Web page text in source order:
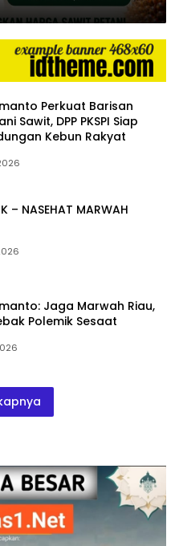
Perkuat Barisan
Sawit, DPP PKSPI Siap
Kebun Rakyat
– NASEHAT MARWAH
Jaga Marwah Riau,
Polemik Sesaat